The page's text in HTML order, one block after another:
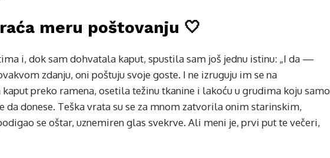
meru poštovanju 🤍
i, dok sam dohvatala kaput, spustila sam još jednu istinu: „I da —
zdanju, oni poštuju svoje goste. I ne izruguju im se na
preko ramena, osetila težinu tkanine i lakoću u grudima koju samo
da donese. Teška vrata su se za mnom zatvorila onim starinskim,
se oštar, uznemiren glas svekrve. Ali meni je, prvi put te večeri,